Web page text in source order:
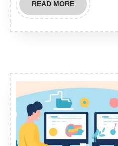
READ MOREREAD
MORE